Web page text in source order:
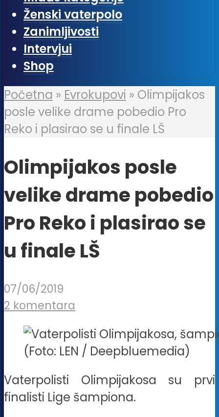
Ženski vaterpolo
Zanimljivosti
Intervjui
Shop
Početna » Evrokupovi » Olimpijakos
posle velike drame pobedio Pro
Reko i plasirao se u finale LŠ
Olimpijakos posle
velike drame pobedio
Pro Reko i plasirao se
u finale LŠ
07/06/2019
2 komentara
(Foto: LEN / Deepbluemedia)
Vaterpolisti Olimpijakosa su prvi
finalisti Lige šampiona.